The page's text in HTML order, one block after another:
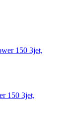
150 3jet,